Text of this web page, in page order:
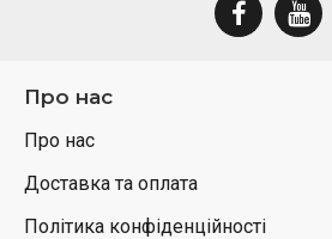
Про нас
Про нас
Доставка та оплата
Політика конфіденційності